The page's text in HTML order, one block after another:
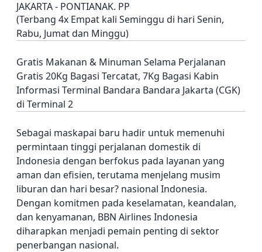
JAKARTA - PONTIANAK. PP
(Terbang 4x Empat kali Seminggu di hari Senin,
Rabu, Jumat dan Minggu)
Gratis Makanan & Minuman Selama Perjalanan
Gratis 20Kg Bagasi Tercatat, 7Kg Bagasi Kabin
Informasi Terminal Bandara Bandara Jakarta (CGK)
di Terminal 2
Sebagai maskapai baru hadir untuk memenuhi
permintaan tinggi perjalanan domestik di
Indonesia dengan berfokus pada layanan yang
aman dan efisien, terutama menjelang musim
liburan dan hari besar? nasional Indonesia.
Dengan komitmen pada keselamatan, keandalan,
dan kenyamanan, BBN Airlines Indonesia
diharapkan menjadi pemain penting di sektor
penerbangan nasional.